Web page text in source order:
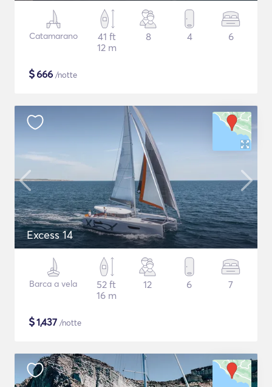
Catamarano
41 ft
12 m
8 4 6
$666 /notte
Excess 14
Barca a vela
52 ft
16 m
12 6 7
$1,437 /notte